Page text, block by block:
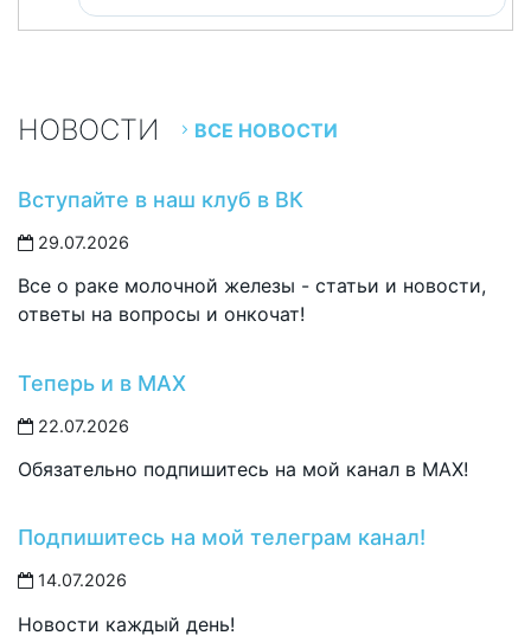
НОВОСТИ ВСЕ НОВОСТИ
Вступайте в наш клуб в ВК
29.07.2026
Все о раке молочной железы - статьи и новости,
ответы на вопросы и онкочат!
Теперь и в MAX
22.07.2026
Обязательно подпишитесь на мой канал в MAX!
Подпишитесь на мой телеграм канал!
14.07.2026
Новости каждый день!